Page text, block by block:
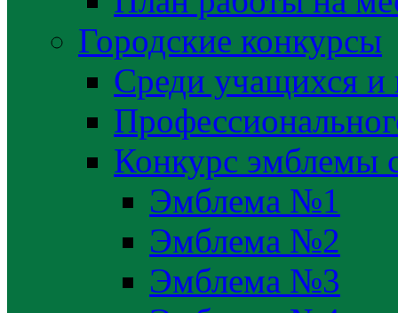
Городские конкурсы
Среди учащихся и
Конкурс эмблемы
Эмблема №1
Эмблема №2
Эмблема №3